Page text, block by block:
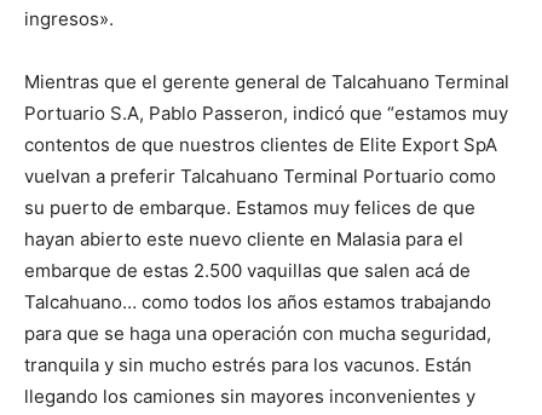
ingresos».
Mientras que el gerente general de Talcahuano Terminal
Portuario S.A, Pablo Passeron, indicó que “estamos muy
contentos de que nuestros clientes de Elite Export SpA
vuelvan a preferir Talcahuano Terminal Portuario como
su puerto de embarque. Estamos muy felices de que
hayan abierto este nuevo cliente en Malasia para el
embarque de estas 2.500 vaquillas que salen acá de
Talcahuano… como todos los años estamos trabajando
para que se haga una operación con mucha seguridad,
tranquila y sin mucho estrés para los vacunos. Están
llegando los camiones sin mayores inconvenientes y